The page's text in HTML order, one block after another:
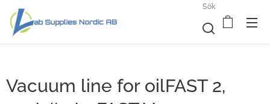
Sök
Vacuum line for oilFAST 2,